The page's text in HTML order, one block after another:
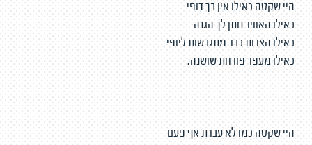
היי שקטה כאילו אין בך דופי
כאילו האוויר נותן לך הגנה
כאילו הצרות כבר מתגבשות ליופי
כאילו מעפר פורחת שושנה.
היי שקטה כמו לא עברת אף פעם